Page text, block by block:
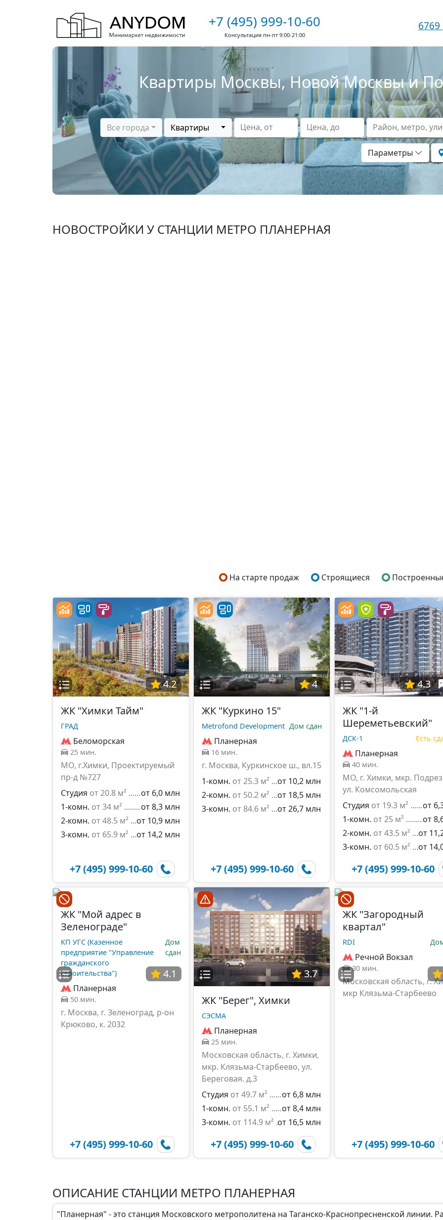
+7 (495) 999-10-60
Консультация пн-пт 9:00-21:00
6769
Квартиры Москвы, Новой Москвы и
Все города Квартиры Цена, от Цена, до Район, метро,
Параметры
НОВОСТРОЙКИ У СТАНЦИИ МЕТРО ПЛАНЕРНАЯ
На старте продаж Строящиеся
4.2
ЖК "Химки Тайм"
ГРАД
Беломорская
25 мин.
МО, г.Химки, Проектируемый
пр-д №727
Студия от 20.8 м²
от 6,0 млн
1-комн. от 34 м²
от 8,3 млн
2-комн. от 48.5 м²
от 10,9 млн
3-комн. от 65.9 м² от 14,2 млн
+7 (495) 999-10-60
4
ЖК "Куркино 15"
Metrofond Development Дом сдан
Планерная
16 мин.
г. Москва, Куркинское ш., вл.15
1-комн. от 25.3 м²
от 10,2 млн
2-комн. от 50.2 м²
от 18,5 млн
3-комн. от 84.6 м² от 26,7 млн
+7 (495) 999-10-60
4.3
ЖК "1-й
Шереметьевский"
ДСК-1 Есть
Планерная
40 мин.
МО, г. Химки, мкр.
ул. Комсомольская
Студия от 19.3 м²
от
1-комн. от 25 м²
от
2-комн. от 43.5 м²
от
3-комн. от 60.5 м² от
+7 (495) 999-10-60
4.1
ЖК "Мой адрес в
Зеленограде"
КП УГС (Казенное
предприятие "Управление
гражданского
строительства")
Дом
сдан
Планерная
50 мин.
г. Москва, г. Зеленоград, р-он
Крюково, к. 2032
+7 (495) 999-10-60
3.7
ЖК "Берег", Химки
СЭСМА
Планерная
25 мин.
Московская область, г. Химки,
мкр. Клязьма-Старбеево, ул.
Береговая. д.3
Студия от 49.7 м²
от 6,8 млн
1-комн. от 55.1 м²
от 8,4 млн
3-комн. от 114.9 м² от 16,5 млн
+7 (495) 999-10-60
ЖК "Загородный
квартал"
RDI
Речной Вокзал
30 мин.
Московская область, г.
мкр Клязьма-Старбеево
+7 (495) 999-10-60
ОПИСАНИЕ СТАНЦИИ МЕТРО ПЛАНЕРНАЯ
"Планерная" - это станция Московского метрополитена на Таганско-Краснопресненской линии.